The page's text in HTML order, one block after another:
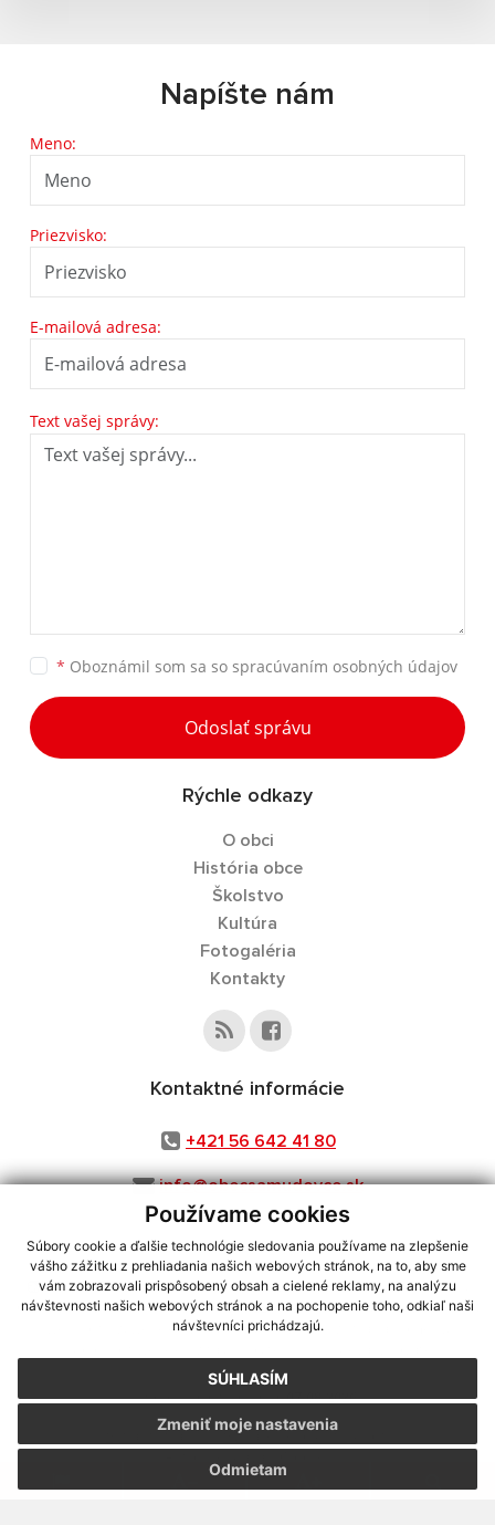
Používame cookies
Súbory cookie a ďalšie technológie sledovania používame na zlepšenie
vášho zážitku z prehliadania našich webových stránok, na to, aby sme
vám zobrazovali prispôsobený obsah a cielené reklamy, na analýzu
návštevnosti našich webových stránok a na pochopenie toho, odkiaľ naši
návštevníci prichádzajú.
SÚHLASÍM
Odmietam
Zmeniť moje nastavenia
Napíšte nám
Meno:
Priezvisko:
E-mailová adresa:
Text vašej správy:
* Oboznámil som sa so spracúvaním osobných údajov
Odoslať správu
Rýchle odkazy
O obci
História obce
Školstvo
Kultúra
Fotogaléria
Kontakty
Kontaktné informácie
+421 56 642 41 80
info@obecsamudovce.sk
využite možnosť získavania aktuálnych informácií s využitím RSS
CMS systém (redakčný) systém ECHELON 2,Mapa stránok,web portál
webex.digital, s.r.o.,domény,registrácia domény
Posledná aktualizácia:07.08.2026
Vytlačiť stránku|Vyhlásenie o prístupnosti